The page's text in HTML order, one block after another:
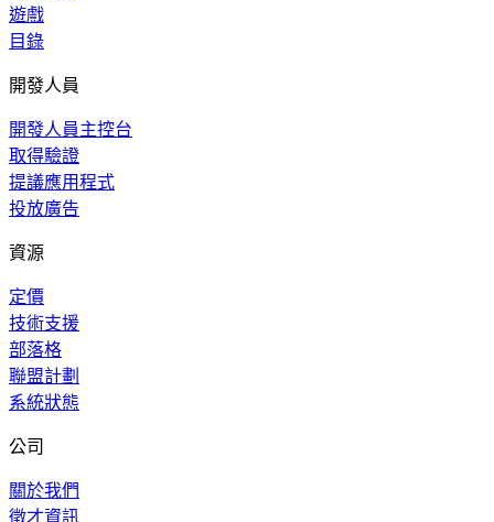
遊戲
目錄
開發人員
開發人員主控台
取得驗證
提議應用程式
投放廣告
資源
定價
技術支援
部落格
聯盟計劃
系統狀態
公司
關於我們
徵才資訊